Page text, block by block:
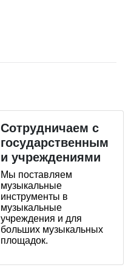
Сотрудничаем с
государственным
и учреждениями
Мы поставляем
музыкальные
инструменты в
музыкальные
учреждения и для
больших музыкальных
площадок.